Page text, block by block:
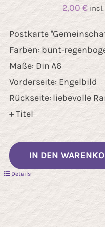
2,00 € incl.
Postkarte
Farben: bunt-
Maße: Din A6
Vorderseite: Engelbild
Rückseite: liebevolle
+ Titel
IN DEN
Details